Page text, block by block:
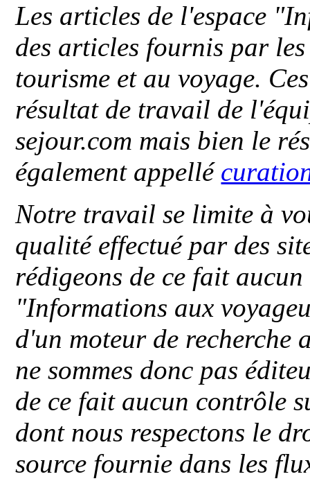
Les articles de l'espace
des articles fournis par
tourisme et au voyage.
résultat de travail de
sejour.com mais bien le
également appellé
Notre travail se limite à
qualité effectué par des
rédigeons de ce fait
"Informations aux
d'un moteur de recherche
ne sommes donc pas
de ce fait aucun contrôle
dont nous respectons le
source fournie dans les